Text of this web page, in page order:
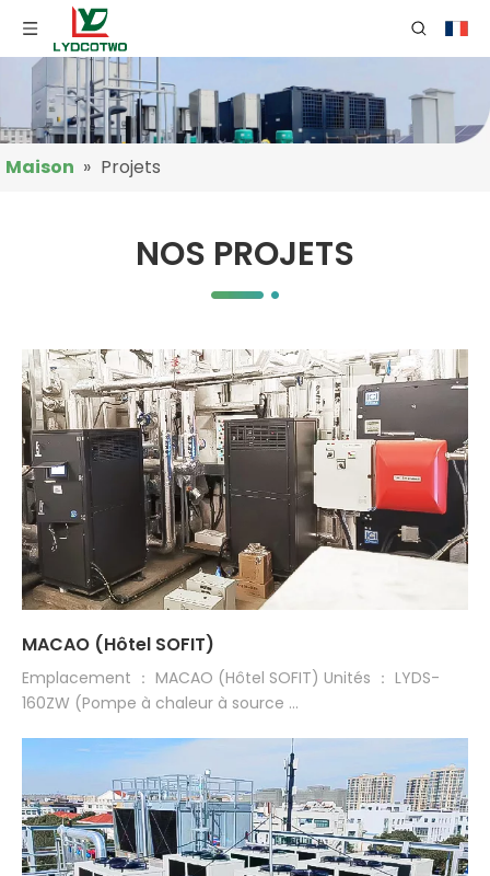
Maison » Projets
NOS PROJETS
MACAO (Hôtel SOFIT)
Emplacement ： MACAO (Hôtel SOFIT) Unités ： LYDS-
160ZW (Pompe à chaleur à source ...